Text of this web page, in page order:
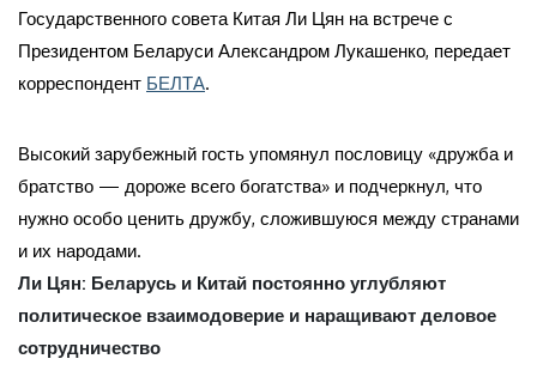
Государственного совета Китая Ли Цян на встрече с
Президентом Беларуси Александром Лукашенко, передает
корреспондент БЕЛТА.
Высокий зарубежный гость упомянул пословицу «дружба и
братство — дороже всего богатства» и подчеркнул, что
нужно особо ценить дружбу, сложившуюся между странами
и их народами.
Ли Цян: Беларусь и Китай постоянно углубляют
политическое взаимодоверие и наращивают деловое
сотрудничество